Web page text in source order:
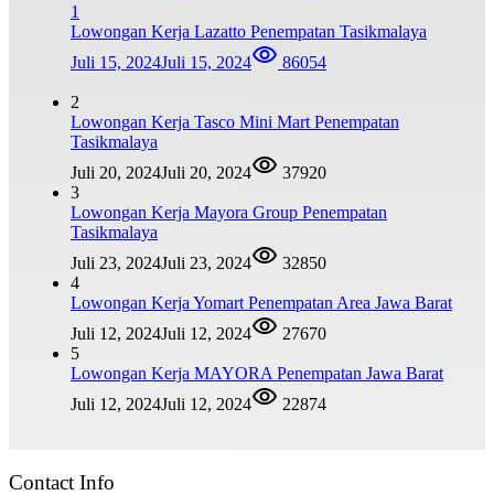
1
Lowongan Kerja Lazatto Penempatan Tasikmalaya
Juli 15, 2024Juli 15, 2024 86054
2
Lowongan Kerja Tasco Mini Mart Penempatan
Tasikmalaya
Juli 20, 2024Juli 20, 2024
37920
3
Lowongan Kerja Mayora Group Penempatan
Tasikmalaya
Juli 23, 2024Juli 23, 2024
32850
4
Lowongan Kerja Yomart Penempatan Area Jawa Barat
Juli 12, 2024Juli 12, 2024
27670
5
Lowongan Kerja MAYORA Penempatan Jawa Barat
Juli 12, 2024Juli 12, 2024 22874
Contact Info